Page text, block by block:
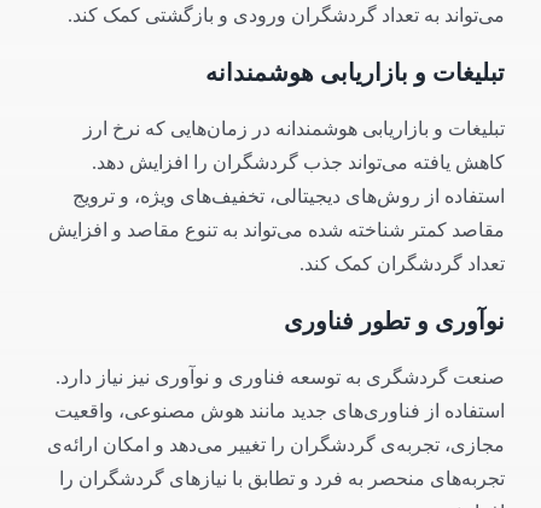
می‌تواند به تعداد گردشگران ورودی و بازگشتی کمک کند.
تبلیغات و بازاریابی هوشمندانه
تبلیغات و بازاریابی هوشمندانه در زمان‌هایی که نرخ ارز
کاهش یافته می‌تواند جذب گردشگران را افزایش دهد.
استفاده از روش‌های دیجیتالی، تخفیف‌های ویژه، و ترویج
مقاصد کمتر شناخته شده می‌تواند به تنوع مقاصد و افزایش
تعداد گردشگران کمک کند.
نوآوری و تطور فناوری
صنعت گردشگری به توسعه فناوری و نوآوری نیز نیاز دارد.
استفاده از فناوری‌های جدید مانند هوش مصنوعی، واقعیت
مجازی، تجربه‌ی گردشگران را تغییر می‌دهد و امکان ارائه‌ی
تجربه‌های منحصر به فرد و تطابق با نیازهای گردشگران را